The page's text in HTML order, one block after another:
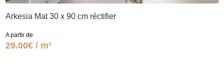
Arkesia Mat 30 x 90 cm réctifier
A partir de
29.00€ / m²